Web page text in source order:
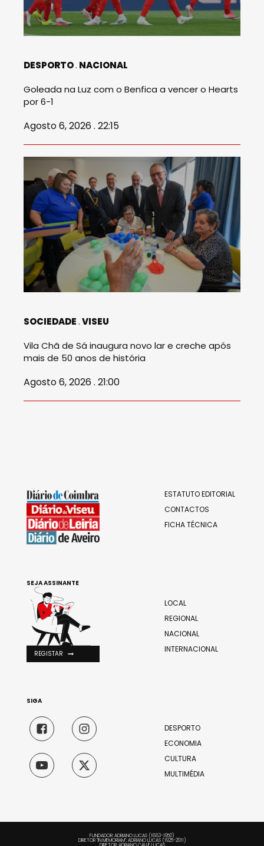
DESPORTO NACIONAL
Goleada na Luz com o Benfica a vencer o Hearts
por 6-1
Agosto 6, 2026 . 22:15
SOCIEDADE VISEU
Vila Chã de Sá inaugura novo lar e creche após
mais de 50 anos de história
Agosto 6, 2026 . 21:00
ESTATUTO EDITORIAL
CONTACTOS
FICHA TÉCNICA
LOCAL
REGIONAL
NACIONAL
INTERNACIONAL
DESPORTO
ECONOMIA
CULTURA
MULTIMÉDIA
SEJA ASSINANTE
REGISTAR
SIGA
FUNDADOR: ADRIANO LUCAS (1883-1950)
DIRETOR "IN MEMORIAM": ADRIANO LUCAS (1925-2011)